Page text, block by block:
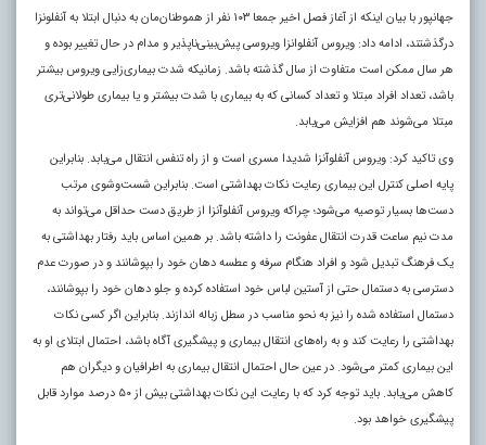
جهانپور با بیان اینکه از آغاز فصل اخیر جمعا ۱۰۳ نفر از هموطنان‌مان به دنبال ابتلا به آنفلونزا
درگذشتند، ادامه داد: ویروس آنفلوانزا ویروسی پیش‌بینی‌ناپذیر و مدام در حال تغییر بوده و
هر سال ممکن است متفاوت از سال گذشته باشد. زمانیکه شدت بیماری‌زایی ویروس بیشتر
باشد، تعداد افراد مبتلا و تعداد کسانی که به بیماری با شدت بیشتر و یا بیماری طولانی‌تری
مبتلا می‌شوند هم افزایش می‌یابد.
وی تاکید کرد: ویروس آنفلوآنزا شدیدا مسری است و از راه تنفس انتقال می‌یابد. بنابراین
پایه اصلی کنترل این بیماری رعایت نکات بهداشتی است. بنابراین شست‌وشوی مرتب
دست‌ها بسیار توصیه می‌شود؛ چراکه ویروس آنفلوآنزا از طریق دست حداقل می‌تواند به
مدت نیم ساعت قدرت انتقال عفونت را داشته باشد. بر همین اساس باید رفتار بهداشتی به
یک فرهنگ تبدیل شود و افراد هنگام سرفه و عطسه دهان خود را بپوشانند و در صورت عدم
دسترسی به دستمال حتی از آستین لباس خود استفاده کرده و جلو دهان خود را بپوشانند،
دستمال استفاده شده را نیز به نحو مناسب در سطل زباله اندازند. بنابراین اگر کسی نکات
بهداشتی را رعایت کند و به راه‌های انتقال بیماری و پیشگیری آگاه باشد، احتمال ابتلای او به
این بیماری کمتر می‌شود. در عین حال احتمال انتقال بیماری به اطرافیان و دیگران هم
کاهش می‌یابد. باید توجه کرد که با رعایت این نکات بهداشتی بیش از ۵۰ درصد موارد قابل
پیشگیری خواهد بود.